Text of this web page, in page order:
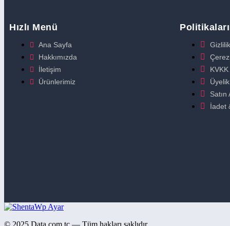
Hızlı Menü
Ana Sayfa
Hakkımızda
İletişim
Ürünlerimiz
Çerez
Satın
İadet
© 2025 Data.com.tc — Tüm hakları saklıdır.